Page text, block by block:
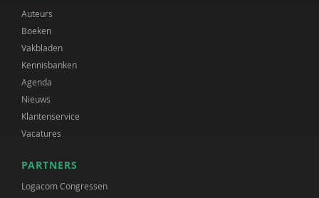
Auteurs
Boeken
Vakbladen
Kennisbanken
Agenda
Nieuws
Klantenservice
Vacatures
PARTNERS
Logacom Congressen